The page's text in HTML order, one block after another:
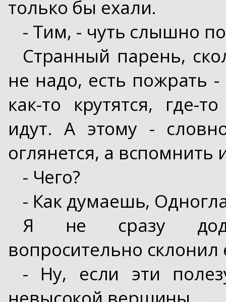
только бы ехали.
- Тим, - чуть слышно
Странный парень,
не надо, есть пожрать
как-то крутятся, где-
идут. А этому -
оглянется, а
- Чего?
- Как думаешь,
Я не сразу
вопросительно склонил
- Ну, если эти